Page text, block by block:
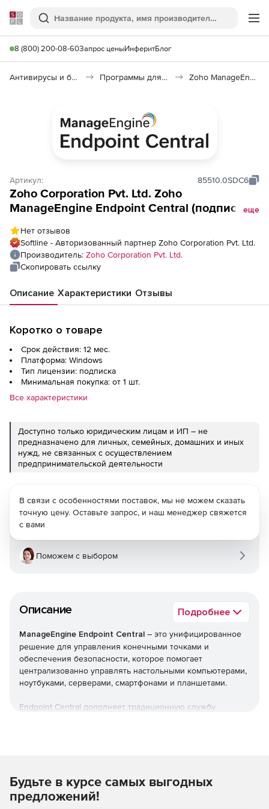
Softline
Поиск
8 (800) 200-08-60Запрос ценыИнферитБлог
Антивирусы и безопасность Программы для защиты информации Zoho ManageEngine Endpoint Central
Артикул: 85510.0SDC6
Zoho Corporation Pvt. Ltd. Zoho
ManageEngine Endpoint Central (подписка
5000 Workstations
еще
Нет отзывов
Softline - Авторизованный партнер Zoho Corporation Pvt. Ltd.
Производитель: Zoho Corporation Pvt. Ltd.
Скопировать ссылку
Описание Характеристики Отзывы
Коротко о товаре
Срок действия: 12 мес.
Платформа: Windows
Тип лицензии: подписка
Минимальная покупка: от 1 шт.
Все характеристики
Доступно только юридическим лицам и ИП – не
предназначено для личных, семейных, домашних и иных
нужд, не связанных с осуществлением
предпринимательской деятельности
Описание Подробнее
ManageEngine Endpoint Central – это унифицированное
решение для управления конечными точками и
обеспечения безопасности, которое помогает
централизованно управлять настольными компьютерами,
ноутбуками, серверами, смартфонами и планшетами.
Endpoint Central дополняет традиционную службу
образов и развертывание ОС. Кроме того,решение
позволяет управлять активами и лицензиями на ПО,
отслеживать статистику использования ПО, управлять
В связи с особенностями поставок, мы не можем сказать
точную цену. Оставьте запрос, и наш менеджер свяжется
с вами
Поможем с выбором
Будьте в курсе самых выгодных
предложений!